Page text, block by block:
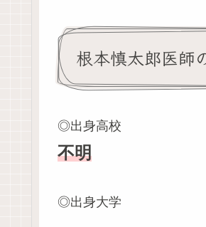
根本慎太郎医師
◎出身高校
不明
◎出身大学